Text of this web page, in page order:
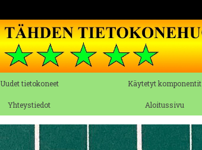
Uudet tietokoneet Käytetyt komponentit
Yhteystiedot Aloitussivu